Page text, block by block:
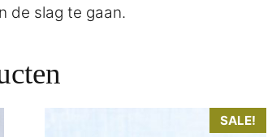
de slag te gaan.
SALE!